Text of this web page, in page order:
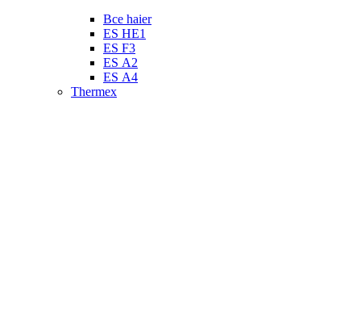
Все haier
ES HE1
ES F3
ES А2
ES А4
Thermex